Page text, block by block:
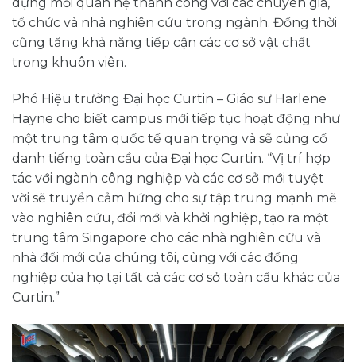
dựng mối quan hệ thành công với các chuyên gia,
tổ chức và nhà nghiên cứu trong ngành. Đồng thời
cũng tăng khả năng tiếp cận các cơ sở vật chất
trong khuôn viên.
Phó Hiệu trưởng Đại học Curtin – Giáo sư Harlene
Hayne cho biết campus mới tiếp tục hoạt động như
một trung tâm quốc tế quan trọng và sẽ củng cố
danh tiếng toàn cầu của Đại học Curtin. “Vị trí hợp
tác với ngành công nghiệp và các cơ sở mới tuyệt
vời sẽ truyền cảm hứng cho sự tập trung mạnh mẽ
vào nghiên cứu, đổi mới và khởi nghiệp, tạo ra một
trung tâm Singapore cho các nhà nghiên cứu và
nhà đổi mới của chúng tôi, cùng với các đồng
nghiệp của họ tại tất cả các cơ sở toàn cầu khác của
Curtin.”